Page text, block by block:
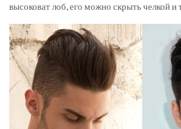
высоковат лоб, его можно скрыть челкой и